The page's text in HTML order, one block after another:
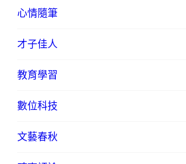
心情隨筆
才子佳人
教育學習
數位科技
文藝春秋